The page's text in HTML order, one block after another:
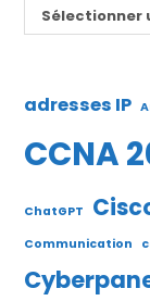
Archives
Sélectionner
adresses IP
CCNA
ChatGPT
Communication